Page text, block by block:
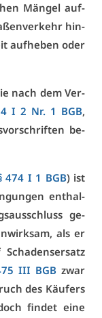
Män­gel auf­
hin­
auf­he­ben oder
nach dem Ver­
I 2 Nr. 1 BGB,
be­
474 I 1 BGB) ist
ent­hal­
ge­
als er
III BGB zwar
des Käu­fers
fin­det ei­ne